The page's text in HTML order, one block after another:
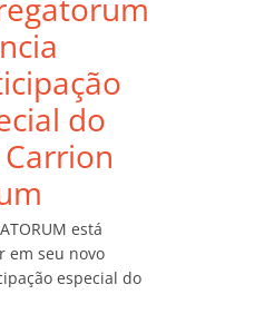
do
está
em seu novo
especial do